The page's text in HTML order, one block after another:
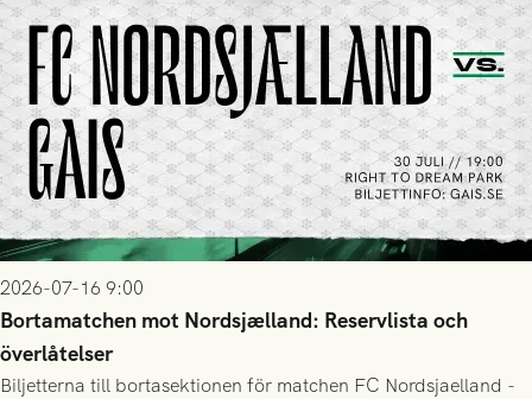
2026-07-16 9:00
Bortamatchen mot Nordsjælland: Reservlista och
överlåtelser
Biljetterna till bortasektionen för matchen FC Nordsjaelland -